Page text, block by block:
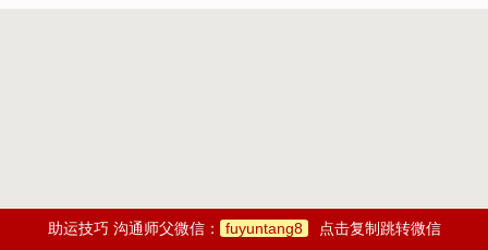
助运技巧 沟通师父微信： fuyuntang8 点击复制跳转微信